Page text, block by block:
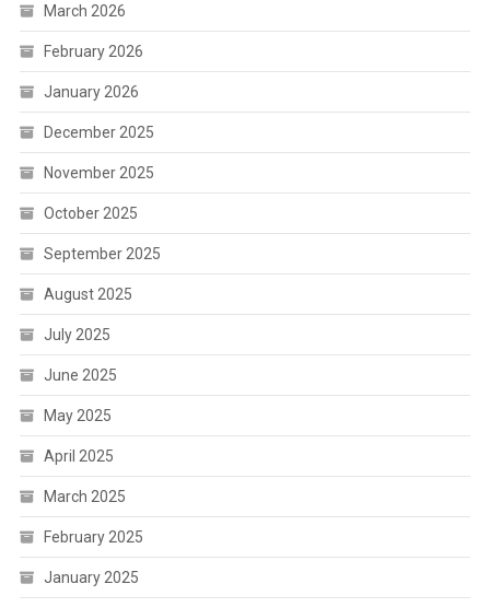
March 2026
February 2026
January 2026
December 2025
November 2025
October 2025
September 2025
August 2025
July 2025
June 2025
May 2025
April 2025
March 2025
February 2025
January 2025